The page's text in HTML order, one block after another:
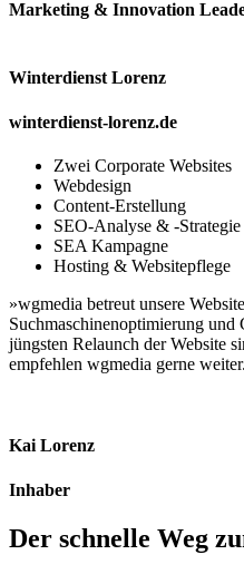
Marketing & Innovation
Winterdienst Lorenz
winterdienst-lorenz.de
Zwei Corporate Websites
Webdesign
Content-Erstellung
SEO-Analyse & -Strategie
SEA Kampagne
Hosting & Websitepflege
»wgmedia betreut unsere
Such­maschinen­optimierung
jüngsten Relaunch der Website
empfehlen wgmedia gerne
Kai Lorenz
Inhaber
Der schnelle Weg